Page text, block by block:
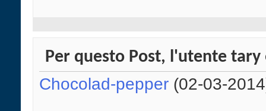
Per questo Post, l'utente
Chocolad-pepper (02-03-